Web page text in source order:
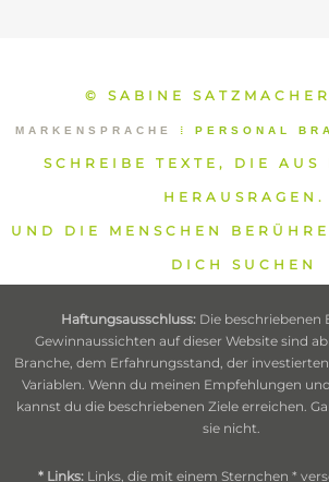
© SABINE
MARKENSPRACHE ⁞ PERSONAL
SCHREIBE TEXTE, DIE AUS
HERAUSRAGEN.
UND DIE MENSCHEN
DICH SUCHEN
Haftungsausschluss: Die beschriebenen
Gewinnaussichten auf dieser Website sind
Branche, dem Erfahrungsstand, der
Variablen. Wenn du meinen Empfehlungen
kannst du die beschriebenen Ziele erreichen.
sie nicht.
* Links:Links, die mit einem Sternchen *